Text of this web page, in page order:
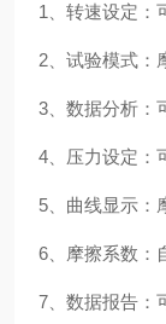
1、转速设定：
2、试验模式：
3、数据分析：
4、压力设定：
5、曲线显示：
6、摩擦系数：
7、数据报告：